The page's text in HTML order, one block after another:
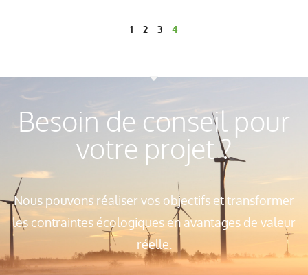
1 2 3 4
Besoin de conseil pour
votre projet ?
Nous pouvons réaliser vos objectifs et transformer
les contraintes écologiques en avantages de valeur
réelle.